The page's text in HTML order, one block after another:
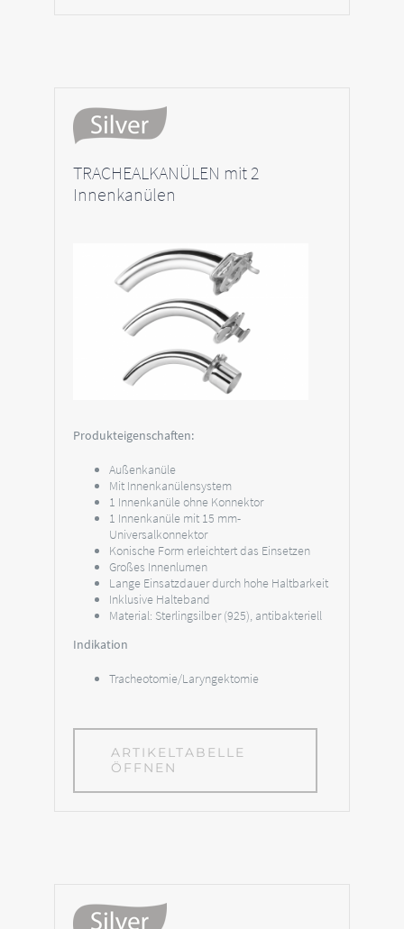
TRACHEALKANÜLEN mit 2
Innenkanülen
Produkteigenschaften:
Außenkanüle
Mit Innenkanülensystem
1 Innenkanüle ohne Konnektor
1 Innenkanüle mit 15 mm-
Universalkonnektor
Konische Form erleichtert das Einsetzen
Großes Innenlumen
Lange Einsatzdauer durch hohe Haltbarkeit
Inklusive Halteband
Material: Sterlingsilber (925), antibakteriell
Indikation
Tracheotomie/Laryngektomie
ARTIKELTABELLE
ÖFFNEN